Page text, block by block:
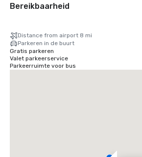
Bereikbaarheid
Distance from airport 8 mi
Parkeren in de buurt
Gratis parkeren
Valet parkeerservice
Parkeerruimte voor bus